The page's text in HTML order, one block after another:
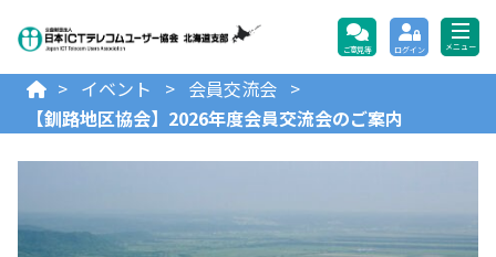
公益財団法人日本ICTテレ
ご意見等 ログイン メニュー
> イベント > 会員交流会 >
【釧路地区協会】2026年度会員交流会のご案内